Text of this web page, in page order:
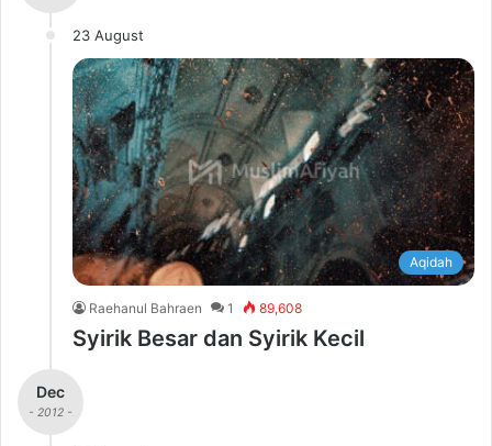
23 August
Aqidah
Raehanul Bahraen 1 89,608
Syirik Besar dan Syirik Kecil
Dec
- 2012 -